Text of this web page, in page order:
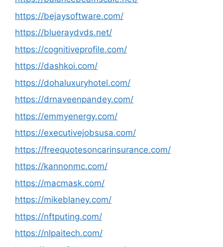
https://bejaysoftware.com/
https://blueraydvds.net/
https://cognitiveprofile.com/
https://dashkoi.com/
https://dohaluxuryhotel.com/
https://drnaveenpandey.com/
https://emmyenergy.com/
https://executivejobsusa.com/
https://freequotesoncarinsurance.com/
https://kannonmc.com/
https://macmask.com/
https://mikeblaney.com/
https://nftputing.com/
https://nlpaitech.com/